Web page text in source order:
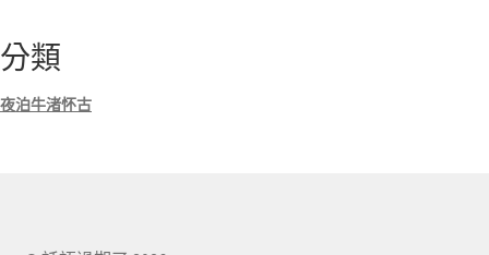
分類
夜泊牛渚怀古